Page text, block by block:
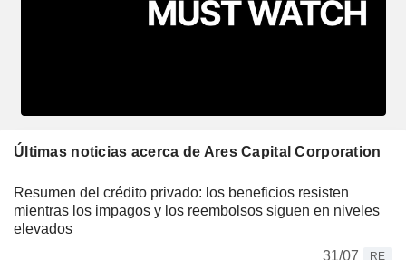
Últimas noticias acerca de Ares Capital Corporation
Resumen del crédito privado: los beneficios resisten
mientras los impagos y los reembolsos siguen en niveles
elevados
31/07
RE